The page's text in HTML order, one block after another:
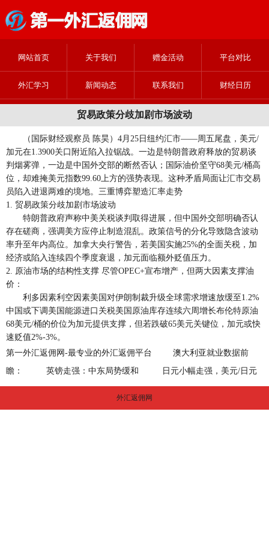
网站首页 关于我们 赠金活动 平台对比
外汇学习 新闻动态 联系我们 财经日历
贸易政策分歧加剧市场波动
（国际财经观察员 陈昊）4月25日纽约汇市——周五尾盘，美元/
加元在1.3900关口附近陷入拉锯战。一边是特朗普政府释放的贸易谈
判烟雾弹，一边是中国外交部的断然否认；国际油价坚守68美元/桶高
位，却难掩美元指数99.60上方的强势表现。这种矛盾局面让汇市交易
员陷入进退两难的境地。三重博弈塑造汇率走势
1. 贸易政策分歧加剧市场波动
特朗普政府声称中美关税谈判取得进展，但中国外交部明确否认
存在磋商，强调美方应停止制造混乱。政策信号的分化导致隐含波动
率升至年内高位。加拿大央行警告，若美国实施25%的全面关税，加
经济或陷入连续四个季度衰退，加元面临额外贬值压力。
2. 原油市场的结构性支撑 尽管OPEC+宣布增产，但两大因素支撑油
价：
利多因素利空因素美国对伊朗制裁升级全球需求增速放缓至1.2%
中国或下调美国能源进口关税美国原油库存连续六周增长布伦特原油
68美元/桶的价位为加元提供支撑，但若跌破65美元关键位，加元或快
速贬值2%-3%。
第一外汇返佣网-最专业的外汇返佣平台
澳大利亚就业数据前
瞻：
英镑走强：中东局势缓和 日元小幅走强，美元/日元
外汇返佣网